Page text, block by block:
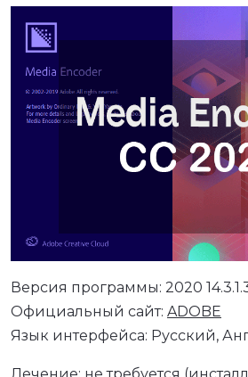
Версия программы: 2020
Официальный сайт: ADOBE
Язык интерфейса: Русский,